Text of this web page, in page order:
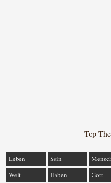
Top-
Leben Sein
Welt
Haben Gott